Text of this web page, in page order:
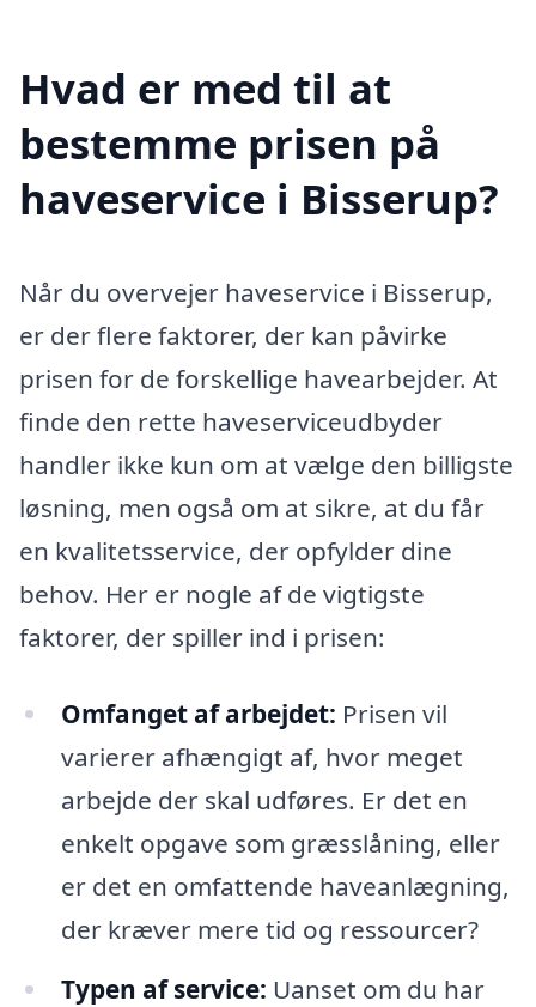
Hvad er med til at
bestemme prisen på
haveservice i Bisserup?
Når du overvejer haveservice i Bisserup,
er der flere faktorer, der kan påvirke
prisen for de forskellige havearbejder. At
finde den rette haveserviceudbyder
handler ikke kun om at vælge den billigste
løsning, men også om at sikre, at du får
en kvalitetsservice, der opfylder dine
behov. Her er nogle af de vigtigste
faktorer, der spiller ind i prisen:
Omfanget af arbejdet: Prisen vil
varierer afhængigt af, hvor meget
arbejde der skal udføres. Er det en
enkelt opgave som græsslåning, eller
er det en omfattende haveanlægning,
der kræver mere tid og ressourcer?
Typen af service: Uanset om du har